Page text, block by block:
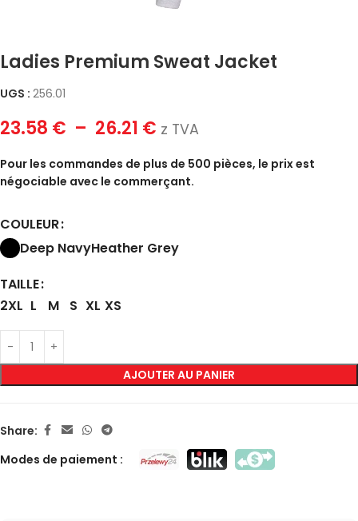
Ladies Premium Sweat Jacket
UGS : 256.01
23.58 € – 26.21 € z TVA
Pour les commandes de plus de 500 pièces, le prix est
négociable avec le commerçant.
COULEUR
Deep NavyHeather Grey
TAILLE
2XL L M S XL XS
AJOUTER AU PANIER
Share:
Modes de paiement :